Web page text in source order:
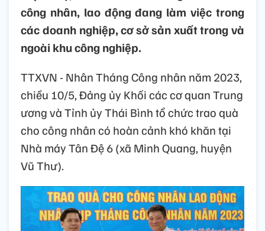
công nhân, lao động đang làm việc trong
các doanh nghiệp, cơ sở sản xuất trong và
ngoài khu công nghiệp.
TTXVN - Nhân Tháng Công nhân năm 2023,
chiều 10/5, Đảng ủy Khối các cơ quan Trung
ương và Tỉnh ủy Thái Bình tổ chức trao quà
cho công nhân có hoàn cảnh khó khăn tại
Nhà máy Tân Đệ 6 (xã Minh Quang, huyện
Vũ Thư).